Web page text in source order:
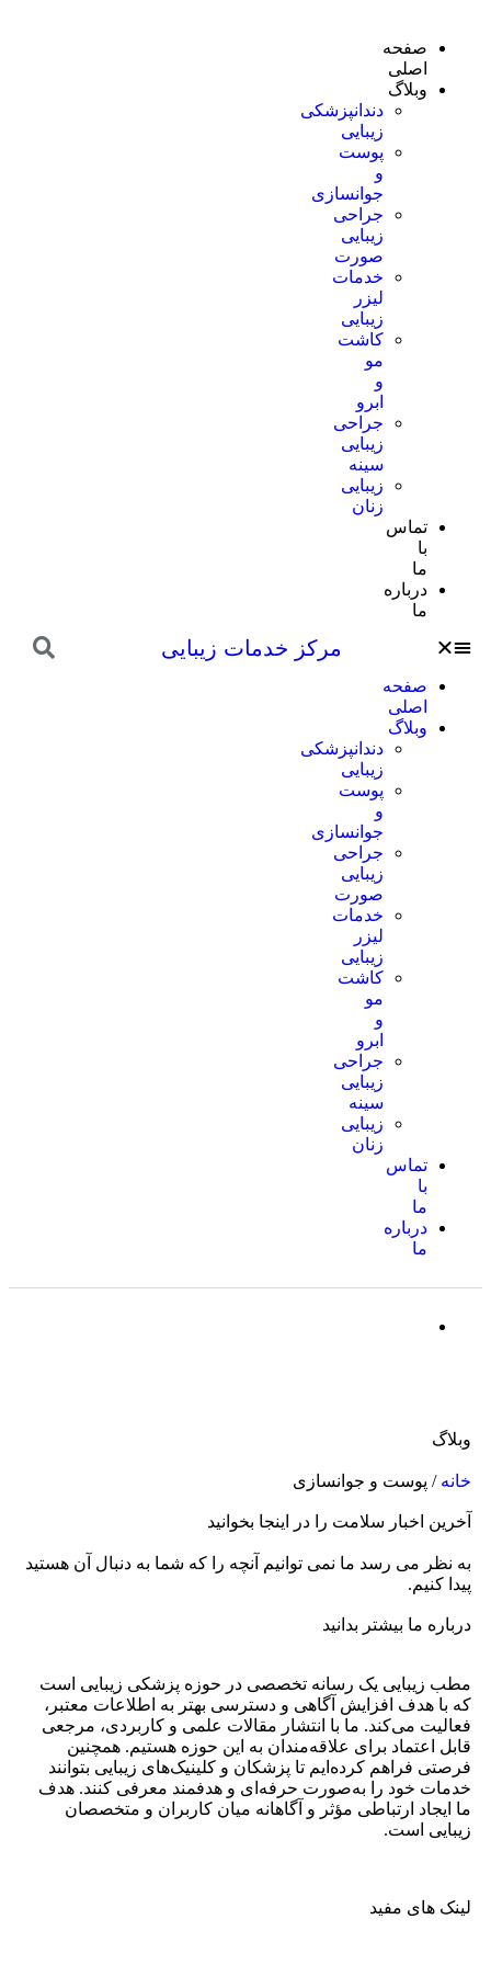
صفحه
اصلی
وبلاگ
دندانپزشکی
زیبایی
پوست
و
جوانسازی
جراحی
زیبایی
صورت
خدمات
لیزر
زیبایی
کاشت
مو
و
ابرو
جراحی
زیبایی
سینه
زیبایی
زنان
تماس
با
ما
درباره
ما
صفحه
اصلی
وبلاگ
دندانپزشکی
زیبایی
پوست
و
جوانسازی
جراحی
زیبایی
صورت
خدمات
لیزر
زیبایی
کاشت
مو
و
ابرو
جراحی
زیبایی
سینه
زیبایی
زنان
تماس
با
ما
درباره
ما
مرکز خدمات زیبایی
وبلاگ
خانه / پوست و جوانسازی
آخرین اخبار سلامت را در اینجا بخوانید
به نظر می رسد ما نمی توانیم آنچه را که شما به دنبال آن هستید
پیدا کنیم.
درباره ما بیشتر بدانید
مطب زیبایی یک رسانه تخصصی در حوزه پزشکی زیبایی است
که با هدف افزایش آگاهی و دسترسی بهتر به اطلاعات معتبر،
فعالیت می‌کند. ما با انتشار مقالات علمی و کاربردی، مرجعی
قابل اعتماد برای علاقه‌مندان به این حوزه هستیم. همچنین
فرصتی فراهم کرده‌ایم تا پزشکان و کلینیک‌های زیبایی بتوانند
خدمات خود را به‌صورت حرفه‌ای و هدفمند معرفی کنند. هدف
ما ایجاد ارتباطی مؤثر و آگاهانه میان کاربران و متخصصان
زیبایی است.
لینک های مفید